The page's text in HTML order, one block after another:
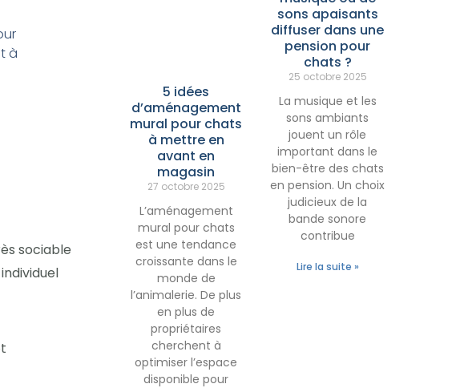
à
sociable
5 idées
d’aménagement
mural pour chats
à mettre en
avant en
magasin
27 octobre 2025
L’aménagement
mural pour chats
est une tendance
croissante dans le
monde de
l’animalerie. De plus
en plus de
propriétaires
cherchent à
optimiser l’espace
disponible pour
sons apaisants
diffuser dans une
pension pour
chats ?
25 octobre 2025
La musique et les
sons ambiants
jouent un rôle
important dans le
bien-être des chats
en pension. Un choix
judicieux de la
bande sonore
contribue
Lire la suite »